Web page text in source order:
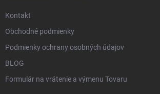
Kontakt
Obchodné podmienky
Podmienky ochrany osobných údajov
BLOG
Formulár na vrátenie a výmenu Tovaru